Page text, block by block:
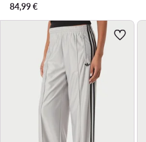
84,99€